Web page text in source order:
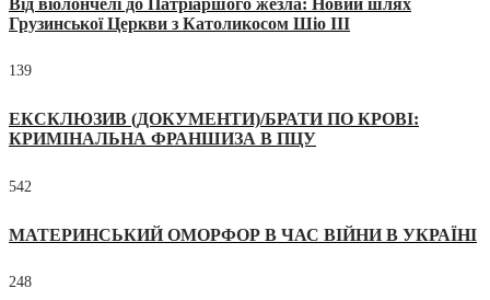
Грузинської Церкви з Католикосом Шіо III
139
ЕКСКЛЮЗИВ (ДОКУМЕНТИ)/БРАТИ ПО КРОВІ:
КРИМІНАЛЬНА ФРАНШИЗА В ПЦУ
542
МАТЕРИНСЬКИЙ ОМОРФОР В ЧАС ВІЙНИ В УКРАЇНІ
248